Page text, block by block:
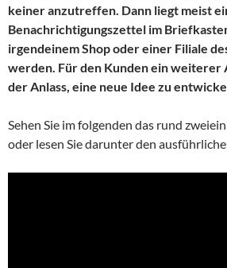
keiner anzutreffen. Dann liegt meist
Benachrichtigungszettel im
irgendeinem Shop oder einer Filiale
werden. Für den Kunden ein weiterer
der Anlass, eine neue Idee zu
Sehen Sie im folgenden das rund
oder lesen Sie darunter den